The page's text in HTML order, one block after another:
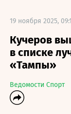
19 ноября 2025,
Кучеров
в списке
«Тампы»
Ведомости Спорт